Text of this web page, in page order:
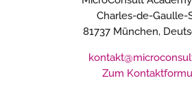
Charles-de-Gaulle-
81737 München,
Zum